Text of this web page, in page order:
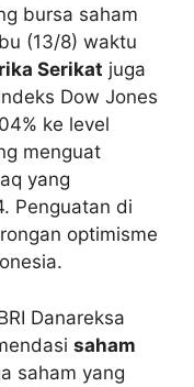
bursa saham
(13/8) waktu
Serikat juga
Dow Jones
ke level
menguat
yang
Penguatan di
optimisme
Danareksa
saham
saham yang